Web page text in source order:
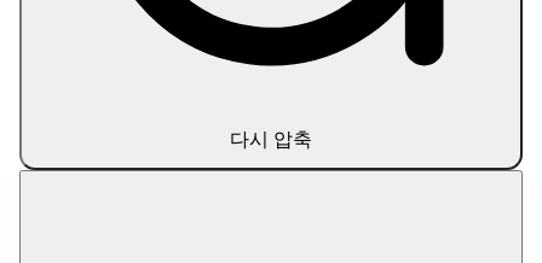
다시 압축
AVIF 압축 정보